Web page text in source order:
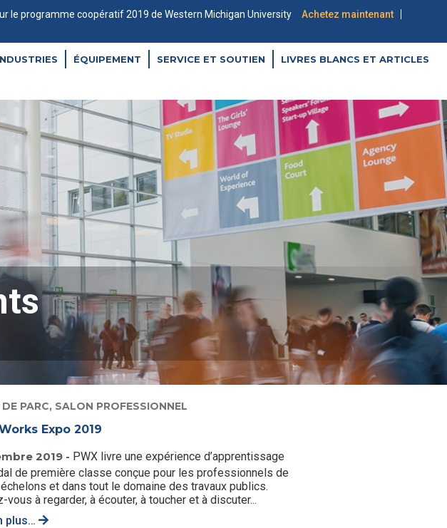
le programme coopératif 2019 de Western Michigan University Achetez maintenant |
ÉQUIPEMENT SERVICE ET SOUTIEN LIVRES BLANCS ET ARTICLES
PARC, SALON PROFESSIONNEL
Expo 2019
2019 - PWX livre une expérience d’apprentissage
de première classe conçue pour les professionnels de
et dans tout le domaine des travaux publics.
vous à regarder, à écouter, à toucher et à discuter...
plus…